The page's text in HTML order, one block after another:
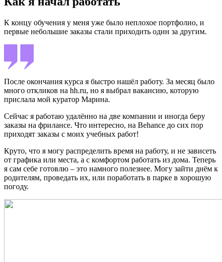
К концу обучения у меня уже было неплохое портфолио, и
первые небольшие заказы стали приходить один за другим.
После окончания курса я быстро нашёл работу. За месяц было
много откликов на hh.ru, но я выбрал вакансию, которую
прислала мой куратор Марина.
Сейчас я работаю удалённо на две компании и иногда беру
заказы на фрилансе. Что интересно, на Behance до сих пор
приходят заказы с моих учебных работ!
Круто, что я могу распределить время на работу, и не зависеть
от графика или места, а с комфортом работать из дома. Теперь
я сам себе готовлю – это намного полезнее. Могу зайти днём к
родителям, проведать их, или поработать в парке в хорошую
погоду.